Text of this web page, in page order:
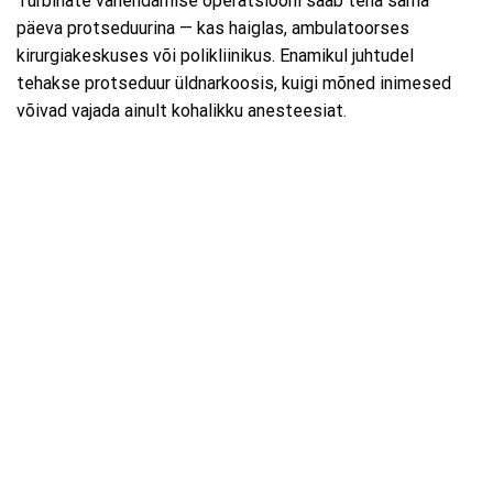
päeva protseduurina — kas haiglas, ambulatoorses
kirurgiakeskuses või polikliinikus. Enamikul juhtudel
tehakse protseduur üldnarkoosis, kuigi mõned inimesed
võivad vajada ainult kohalikku anesteesiat.